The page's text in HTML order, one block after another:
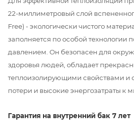
22-миллиметровый слой
Free) - экологически чистого
заполняется по особой технологии
давлением. Он безопасен для
здоровья людей, обладает
теплоизолирующими свойствами и
потери и высокие энергозатраты к
Гарантия на внутренний бак 7 лет